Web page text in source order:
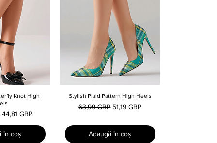
rapidăKnot High
Preț redus
44,81 GBP
în coș
Afișare rapidă
Stylish Plaid Pattern High Heels
Preț normal
63,99 GBP Preț redus
51,19 GBP
Adaugă în coș